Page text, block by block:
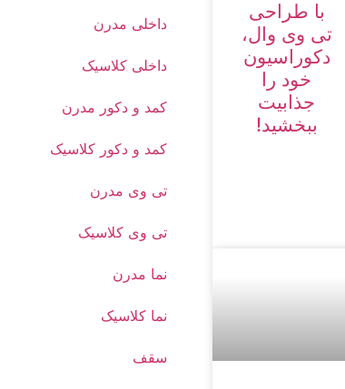
با طراحی
تی وی وال،
دکوراسیون
خود را
جذابیت
ببخشید!
داخلی مدرن
داخلی کلاسیک
کمد و دکور مدرن
کمد و دکور کلاسیک
تی وی مدرن
تی وی کلاسیک
نما مدرن
نما کلاسیک
سقف